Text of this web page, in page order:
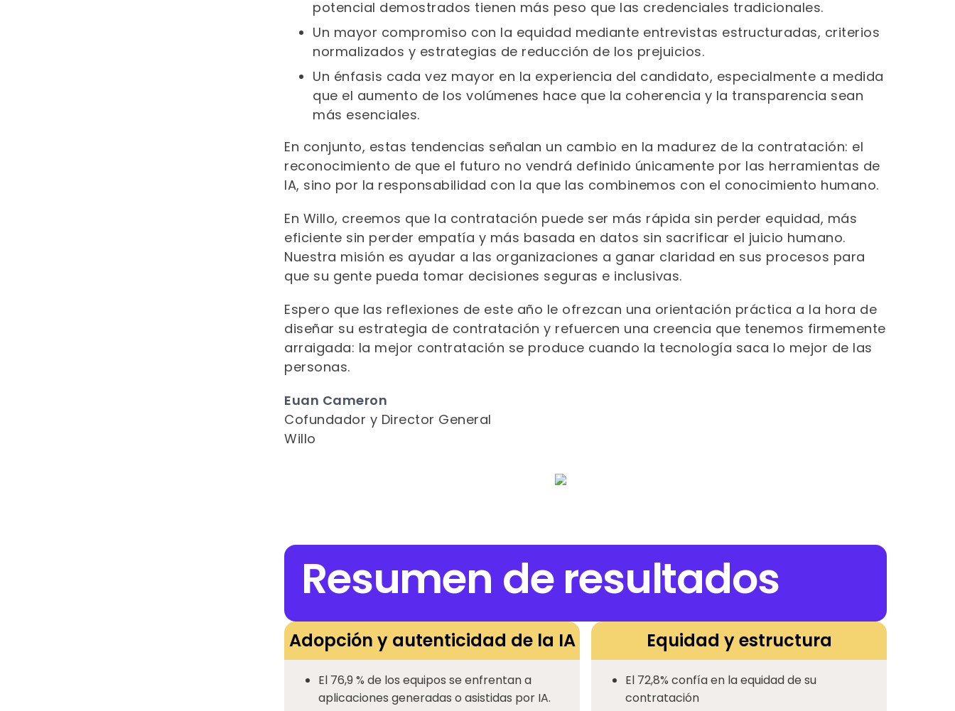
potencial demostrados tienen más peso que las credenciales tradicionales.
Un mayor compromiso con la equidad mediante entrevistas estructuradas, criterios
normalizados y estrategias de reducción de los prejuicios.
Un énfasis cada vez mayor en la experiencia del candidato, especialmente a medida
que el aumento de los volúmenes hace que la coherencia y la transparencia sean
más esenciales.
En conjunto, estas tendencias señalan un cambio en la madurez de la contratación: el
reconocimiento de que el futuro no vendrá definido únicamente por las herramientas de
IA, sino por la responsabilidad con la que las combinemos con el conocimiento humano.
En Willo, creemos que la contratación puede ser más rápida sin perder equidad, más
eficiente sin perder empatía y más basada en datos sin sacrificar el juicio humano.
Nuestra misión es ayudar a las organizaciones a ganar claridad en sus procesos para
que su gente pueda tomar decisiones seguras e inclusivas.
Espero que las reflexiones de este año le ofrezcan una orientación práctica a la hora de
diseñar su estrategia de contratación y refuercen una creencia que tenemos firmemente
arraigada: la mejor contratación se produce cuando la tecnología saca lo mejor de las
personas.
Euan Cameron
Cofundador y Director General
Willo
Resumen de resultados
Adopción y autenticidad de la IA
El 76,9 % de los equipos se enfrentan a
aplicaciones generadas o asistidas por IA.
Equidad y estructura
El 72,8% confía en la equidad de su
contratación